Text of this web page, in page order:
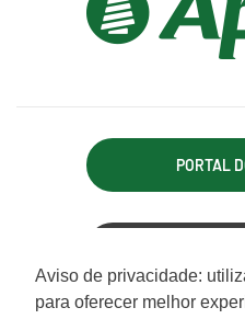
Utilizamos cookies para
experiência, melhorar o
PORTAL
Aviso de privacidade:
para oferecer melhor